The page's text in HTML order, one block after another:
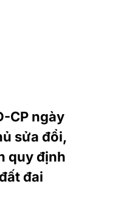
CP ngày
sửa đổi,
quy định
đai